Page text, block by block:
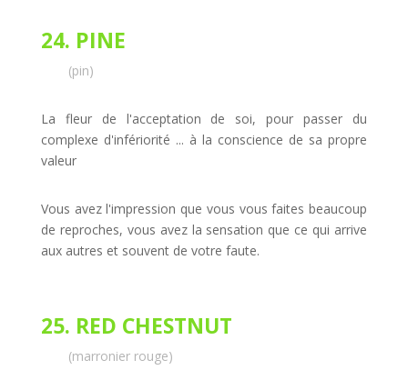
24. PINE
(pin)
La fleur de l'acceptation de soi, pour passer du
complexe d'infériorité ... à la conscience de sa propre
valeur
Vous avez l'impression que vous vous faites beaucoup
de reproches, vous avez la sensation que ce qui arrive
aux autres et souvent de votre faute.
25. RED CHESTNUT
(marronier rouge)